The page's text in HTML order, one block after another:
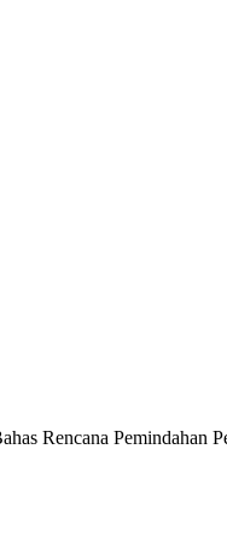
Rencana Pemindahan